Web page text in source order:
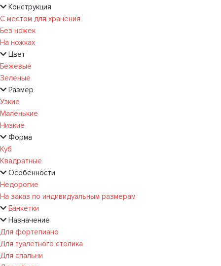
Конструкция
С местом для хранения
Без ножек
На ножках
Цвет
Бежевые
Зеленые
Размер
Узкие
Маленькие
Низкие
Форма
Куб
Квадратные
Особенности
Недорогие
На заказ по индивидуальным размерам
Банкетки
Назначение
Для фортепиано
Для туалетного столика
Для спальни